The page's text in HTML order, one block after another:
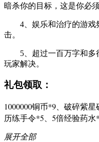
暗杀你的目标，这是你必
4、娱乐和治疗的游戏
击。
5、超过一百万字和多
玩家解决。
礼包领取：
1000000铜币*9、破碎紫
历练手令*5、5倍经验药水
展开全部